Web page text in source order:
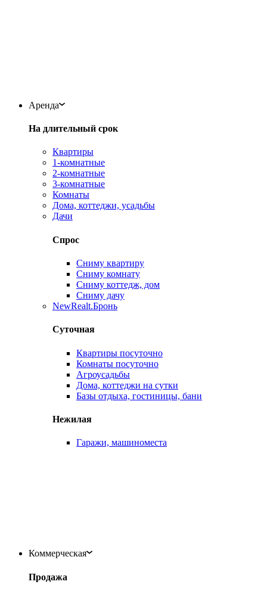
Аренда
На длительный срок
Квартиры
1-комнатные
2-комнатные
3-комнатные
Комнаты
Дома, коттеджи, усадьбы
Дачи
Спрос
Сниму квартиру
Сниму комнату
Сниму коттедж, дом
Сниму дачу
NewRealt.Бронь
Суточная
Квартиры посуточно
Комнаты посуточно
Агроусадьбы
Дома, коттеджи на сутки
Базы отдыха, гостиницы, бани
Нежилая
Гаражи, машиноместа
Коммерческая
Продажа